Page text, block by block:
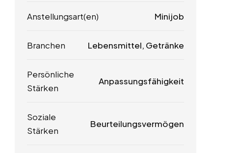
Anstellungsart(en) Minijob
Branchen Lebensmittel, Getränke
Persönliche
Stärken
Anpassungsfähigkeit
Soziale
Stärken
Beurteilungsvermögen